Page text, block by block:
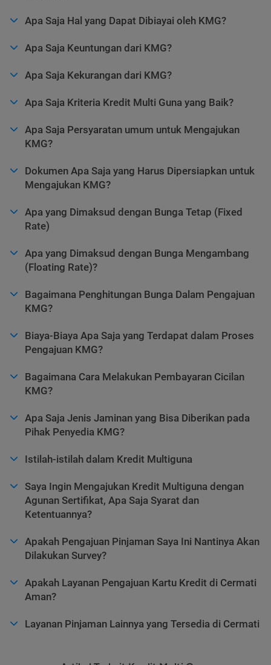
Apa Saja Hal yang Dapat Dibiayai oleh KMG?
Apa Saja Keuntungan dari KMG?
Apa Saja Kekurangan dari KMG?
Apa Saja Kriteria Kredit Multi Guna yang Baik?
Apa Saja Persyaratan umum untuk Mengajukan
KMG?
Dokumen Apa Saja yang Harus Dipersiapkan untuk
Mengajukan KMG?
Apa yang Dimaksud dengan Bunga Tetap (Fixed
Rate)
Apa yang Dimaksud dengan Bunga Mengambang
(Floating Rate)?
Bagaimana Penghitungan Bunga Dalam Pengajuan
KMG?
Biaya-Biaya Apa Saja yang Terdapat dalam Proses
Pengajuan KMG?
Bagaimana Cara Melakukan Pembayaran Cicilan
KMG?
Apa Saja Jenis Jaminan yang Bisa Diberikan pada
Pihak Penyedia KMG?
Istilah-istilah dalam Kredit Multiguna
Saya Ingin Mengajukan Kredit Multiguna dengan
Agunan Sertifikat, Apa Saja Syarat dan
Ketentuannya?
Apakah Pengajuan Pinjaman Saya Ini Nantinya Akan
Dilakukan Survey?
Apakah Layanan Pengajuan Kartu Kredit di Cermati
Aman?
Layanan Pinjaman Lainnya yang Tersedia di Cermati